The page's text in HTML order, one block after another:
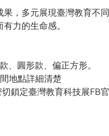
，多元展現臺灣教育不
力的生命感。
、圓形款、偏正方形。
地點詳細清楚
鎖定臺灣教育科技展FB